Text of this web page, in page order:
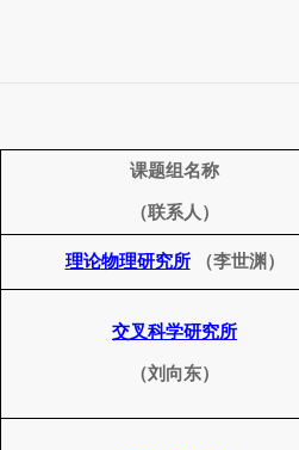
课题组名称
（联系人）
理论物理研究所 （李世渊）
交叉科学研究所
（刘向东）